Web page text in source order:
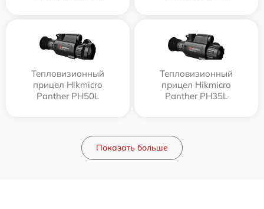
Тепловизионный
прицел Hikmicro
Panther PH50L
Тепловизионный
прицел Hikmicro
Panther PH35L
Показать больше